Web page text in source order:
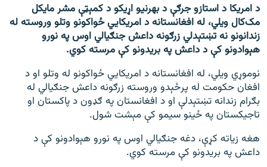
د ازادې اروپا/ ازادي راډيو ټولې پاڼې
د امریکا د استازو جرګې د بهرنیو اړیکو د کمېټې مشر مایکل
مک‌کال ویلي، له افغانستانه د امریکايي ځواکونو وتلو وروسته له
زندانونو نه تښتېدلي زرګونه داعش جنګیالي اوس په نورو
هېوادونو کې د داعش په بریدونو کې مرسته کوي.
نوموړي ویلي، له افغانستانه د امریکايي ځواکونو له وتلو او د
افغان حکومت له پرځېدو وروسته زرګونه داعش جنګیالي له
بګرام زندانه تښتېدلې او د افغانستان په ګډون د پاکستان او
تاجیکستان په ځینو سیمو کې مېشت شول.
هغه زیاته کړې، دغه جنګیالي اوس په نورو هېوادونو کې د
داعش په بریدونو کې مرسته کوي.